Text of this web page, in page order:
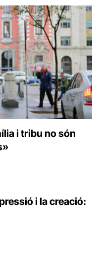
i tribu no són
i la creació: